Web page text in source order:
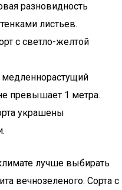
разновидность
листьев.
с светло-желтой
превышает 1 метра.
украшены
лучше выбирать
вечнозеленого. Сорта с